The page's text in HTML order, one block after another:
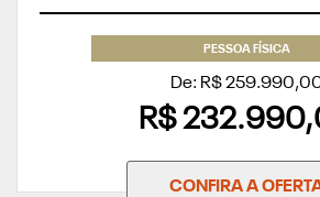
PESSOA FÍSICA
De: R$
R$
CONFIRA A